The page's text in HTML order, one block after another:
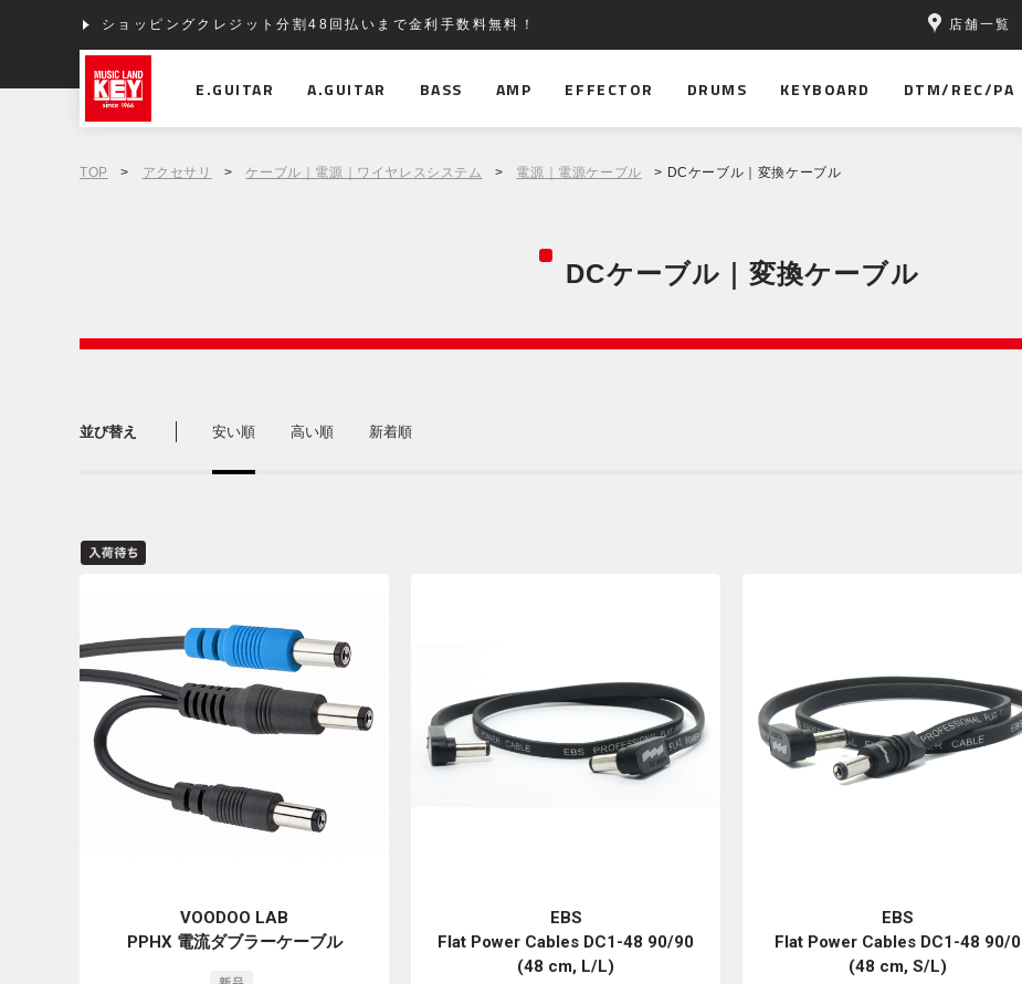
ショッピングクレジット分割48回払いまで金利手数料無料！ 店舗一覧
E.GUITAR A.GUITAR BASS AMP EFFECTOR DRUMS KEYBOARD DTM/REC/PA
TOP > アクセサリ > ケーブル｜電源｜ワイヤレスシステム > 電源｜電源ケーブル > DCケーブル｜変換ケーブル
DCケーブル｜変換ケーブル
並び替え 安い順 高い順 新着順
VOODOO LAB
PPHX 電流ダブラーケーブル
EBS
Flat Power Cables DC1-48 90/90
(48 cm, L/L)
EBS
Flat Power Cables DC1-48 90/0
(48 cm, S/L)